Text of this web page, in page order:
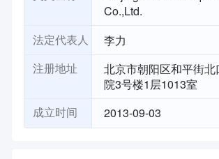
Co.,Ltd.
法定代表人 李力
注册地址
北京市朝阳区和平街
院3号楼1层1013室
成立时间 2013-09-03